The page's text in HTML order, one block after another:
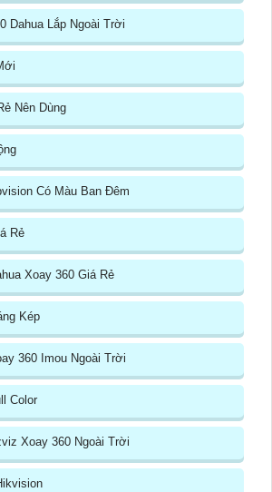
Dahua Lắp Ngoài Trời
Nên Dùng
Có Màu Ban Đêm
Rẻ
Xoay 360 Giá Rẻ
Kép
360 Imou Ngoài Trời
Color
Xoay 360 Ngoài Trời